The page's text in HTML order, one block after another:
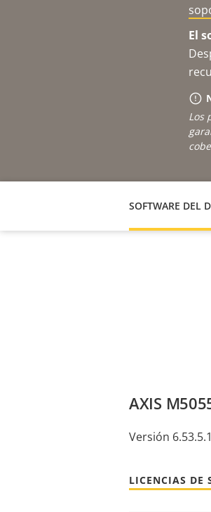
El
Los
SOFTWARE DEL
AXIS
Versión
LICENCIAS DE